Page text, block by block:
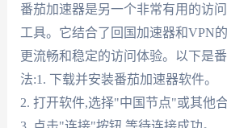
番茄加速器是另一个非常有用的访
工具。它结合了回国加速器和VPN
更流畅和稳定的访问体验。以下是
法:1. 下载并安装番茄加速器软件。
2. 打开软件,选择"中国节点"或其他合